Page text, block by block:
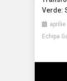
Verde:
aprilie
Echipa